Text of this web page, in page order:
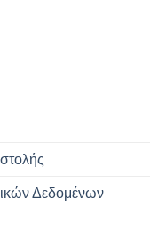
Δεδομένων